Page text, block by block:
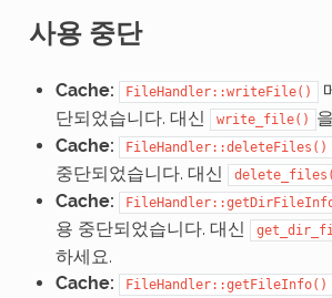
사용 중단
Cache: FileHandler::writeFile()
단되었습니다. 대신
write_file()
Cache:
FileHandler::deleteFiles()
중단되었습니다. 대신
Cache:
용 중단되었습니다. 대신
하세요.
Cache:
FileHandler::getFileInfo()